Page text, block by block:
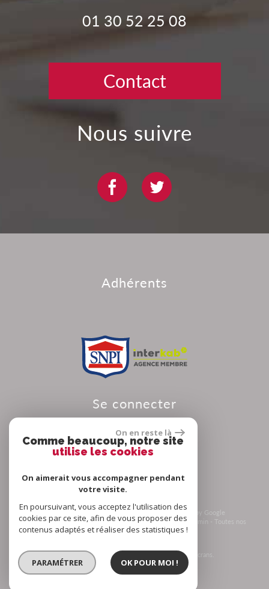
01 30 52 25 08
Contact
nous suivre
adhérents
se connecter
© 2026 | Tous droits réservés | Traduction powered by Google
Plan du site- Mentions légales- Nos honoraires-Liens- Admin - Toutes nos
annonces-Politique RGPD
un seul site adaptable à tous les types d'écrans.
On en reste là
Comme beaucoup, notre site
utilise les cookies
On aimerait vous accompagner pendant
votre visite.
En poursuivant, vous acceptez l'utilisation des
cookies par ce site, afin de vous proposer des
contenus adaptés et réaliser des statistiques !
PARAMÉTRER OK POUR MOI !